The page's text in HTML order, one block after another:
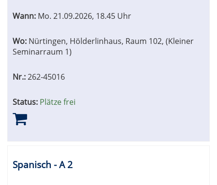
Wann: Mo. 21.09.2026, 18.45 Uhr
Wo: Nürtingen, Hölderlinhaus, Raum 102, (Kleiner
Seminarraum 1)
Nr.:262-45016
Status: Plätze frei
Spanisch - A 2